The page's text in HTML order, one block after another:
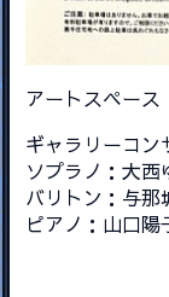
アートスペース
ギャラリーコン
ソプラノ：大西
バリトン：与那
ピアノ：山口陽